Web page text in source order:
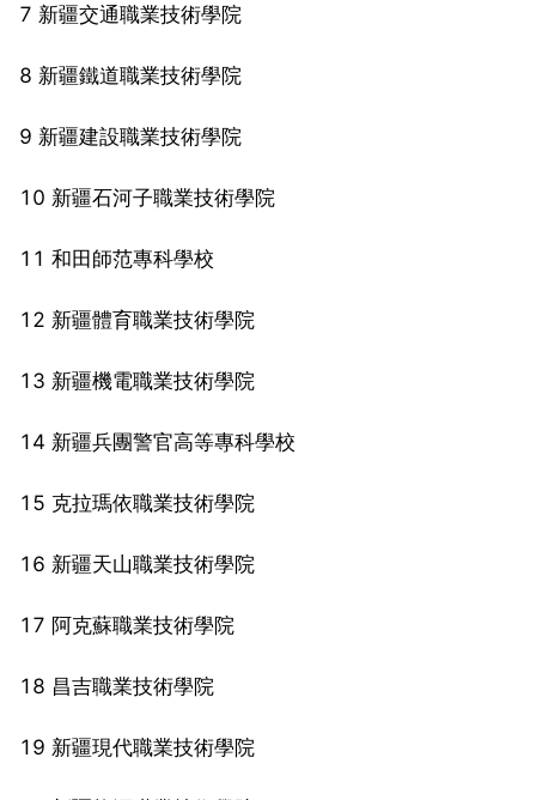
7 新疆交通職業技術學院
8 新疆鐵道職業技術學院
9 新疆建設職業技術學院
10 新疆石河子職業技術學院
11 和田師范專科學校
12 新疆體育職業技術學院
13 新疆機電職業技術學院
14 新疆兵團警官高等專科學校
15 克拉瑪依職業技術學院
16 新疆天山職業技術學院
17 阿克蘇職業技術學院
18 昌吉職業技術學院
19 新疆現代職業技術學院